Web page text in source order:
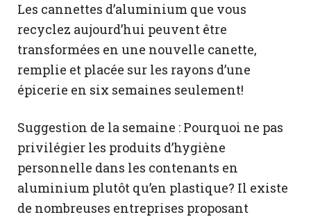
Les cannettes d’aluminium que vous
recyclez aujourd’hui peuvent être
transformées en une nouvelle canette,
remplie et placée sur les rayons d’une
épicerie en six semaines seulement!
Suggestion de la semaine : Pourquoi ne pas
privilégier les produits d’hygiène
personnelle dans les contenants en
aluminium plutôt qu’en plastique? Il existe
de nombreuses entreprises proposant